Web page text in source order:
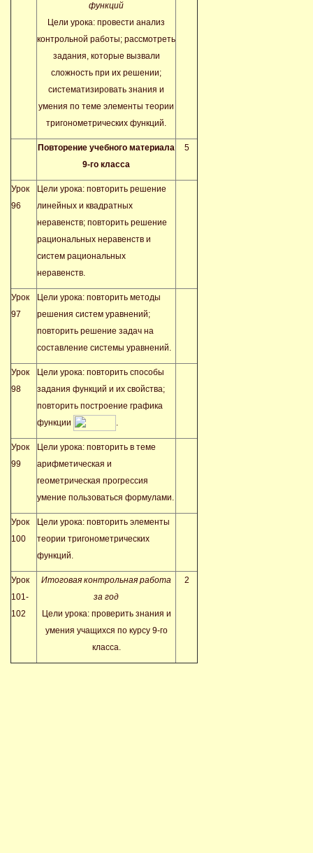
функций
Цели урока: провести анализ
контрольной работы; рассмотреть
задания, которые вызвали
сложность при их решении;
систематизировать знания и
умения по теме элементы теории
тригонометрических функций.
Повторение учебного материала
9-го класса
5
Урок
96
Цели урока: повторить решение
линейных и квадратных
неравенств; повторить решение
рациональных неравенств и
систем рациональных
неравенств.
Урок
97
Цели урока: повторить методы
решения систем уравнений;
повторить решение задач на
составление системы уравнений.
Урок
98
Цели урока: повторить способы
задания функций и их свойства;
повторить построение графика
функции
.
Урок
99
Цели урока: повторить в теме
арифметическая и
геометрическая прогрессия
умение пользоваться формулами.
Урок
100
Цели урока: повторить элементы
теории тригонометрических
функций.
Урок
101-
102
Итоговая контрольная работа
за год
Цели урока: проверить знания и
умения учащихся по курсу 9-го
класса.
2